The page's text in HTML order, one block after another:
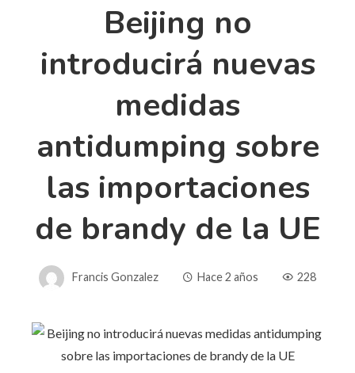
Beijing no
introducirá nuevas
medidas
antidumping sobre
las importaciones
de brandy de la UE
Francis Gonzalez Hace 2 años 228